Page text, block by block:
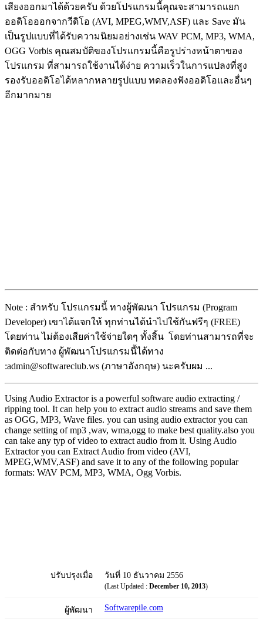
เสียงออกมาได้ด้วยครับ ด้วยโปรแกรมนี้คุณจะสามารถแยก
ออดิโอออกจากวีดิโอ (AVI, MPEG,WMV,ASF) และ Save มัน
เป็นรูปแบบที่ได้รับความนิยมอย่างเช่น WAV PCM, MP3, WMA,
OGG Vorbis คุณสมบัติของโปรแกรมนี้คือรูปร่างหน้าตาของ
โปรแกรม ที่สามารถใช้งานได้ง่าย ความเร็วในการแปลงที่สูง
รองรับออดิโอได้หลากหลายรูปแบบ ทดลองฟังออดิโอและอื่นๆ
อีกมากมาย
Note : สำหรับ โปรแกรมนี้ ทางผู้พัฒนา โปรแกรม (Program
Developer) เขาได้แจกให้ ทุกท่านได้นำไปใช้กันฟรีๆ (FREE)
โดยท่าน ไม่ต้องเสียค่าใช้จ่ายใดๆ ทั้งสิ้น โดยท่านสามารถที่จะ
ติดต่อกับทาง ผู้พัฒนาโปรแกรมนี้ได้ทาง
:admin@softwareclub.ws (ภาษาอังกฤษ) นะครับผม ...
Using Audio Extractor is a powerful software audio extracting /
ripping tool. It can help you to extract audio streams and save them
as OGG, MP3, Wave files. you can using audio extractor you can
change setting of mp3 ,wav, wma,ogg to make best quality.also you
can take any typ of video to extract audio from it. Using Audio
Extractor you can Extract Audio from video (AVI,
MPEG,WMV,ASF) and save it to any of the following popular
formats: WAV PCM, MP3, WMA, Ogg Vorbis.
ปรับปรุงเมื่อ วันที่ 10 ธันวาคม 2556
(Last Updated : December 10, 2013)
ผู้พัฒนา Softwarepile.com